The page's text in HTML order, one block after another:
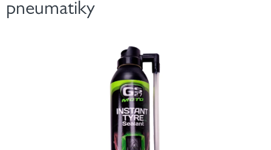
pneumatiky